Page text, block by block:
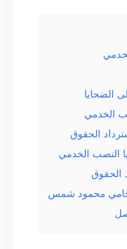
الضحايا
الخدمي
الحقوق
النصب الخدمي
الحقوق
محمود شمس